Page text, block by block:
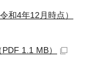
和4年12月時点）
1.1 MB）